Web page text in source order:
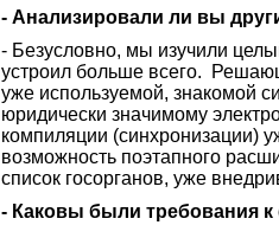
- Анализировали ли вы
- Безусловно, мы изучили
устроил больше всего.
уже используемой, знакомой
юридически значимому
компиляции (синхронизации)
возможность поэтапного
список госорганов, уже
- Каковы были требования